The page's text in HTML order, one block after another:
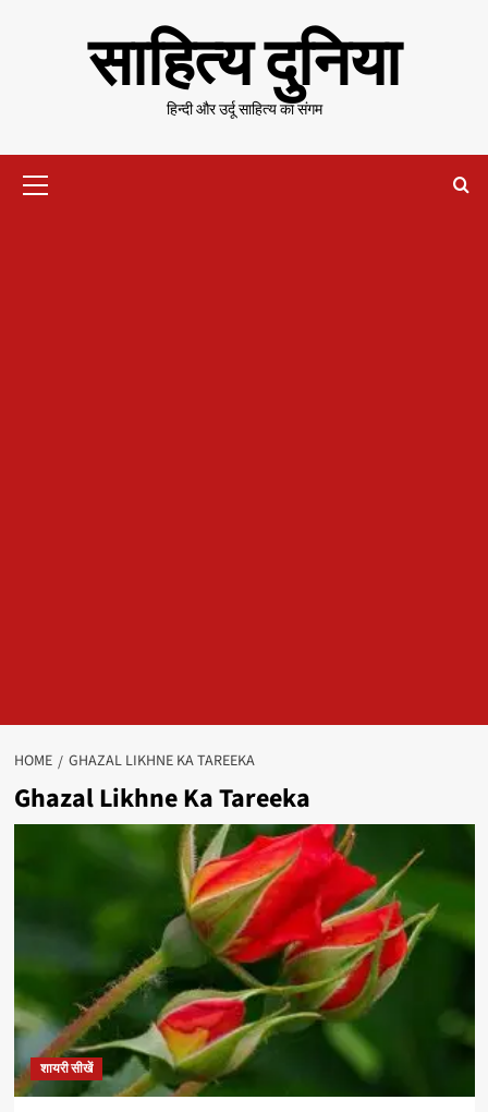
साहित्य दुनिया
हिन्दी और उर्दू साहित्य का संगम
Menu
HOME GHAZAL LIKHNE KA TAREEKA
Ghazal Likhne Ka Tareeka
शायरी सीखें